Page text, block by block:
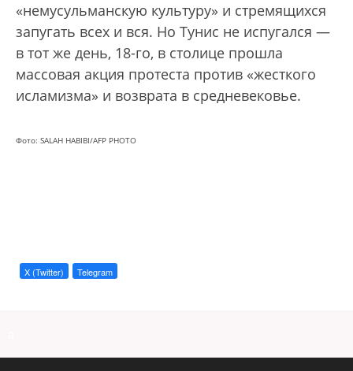
«немусульманскую культуру» и стремящихся
запугать всех и вся. Но Тунис не испугался —
в тот же день, 18-го, в столице прошла
массовая акция протеста против «жесткого
исламизма» и возврата в средневековье.
Фото: SALAH HABIBI/AFP PHOTO
X (Twitter) Telegram